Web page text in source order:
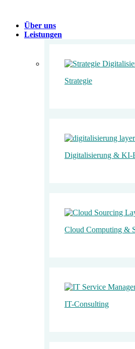
Über uns
Leistungen
Strategie
Digitalisierung & KI-
Cloud Computing &
IT-Consulting